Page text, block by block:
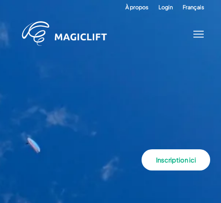
À propos Login Français
Inscription ici